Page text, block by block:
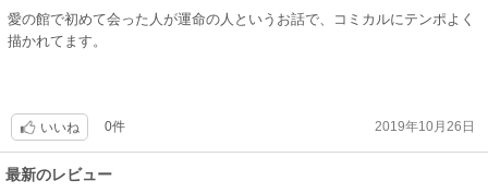
ルでハッピー♪な作品が好きな方にはオススメです◎
愛の館で初めて会った人が運命の人というお話で、コミカルにテンポよく
描かれてます。
いいね 0件 2019年10月26日
最新のレビュー